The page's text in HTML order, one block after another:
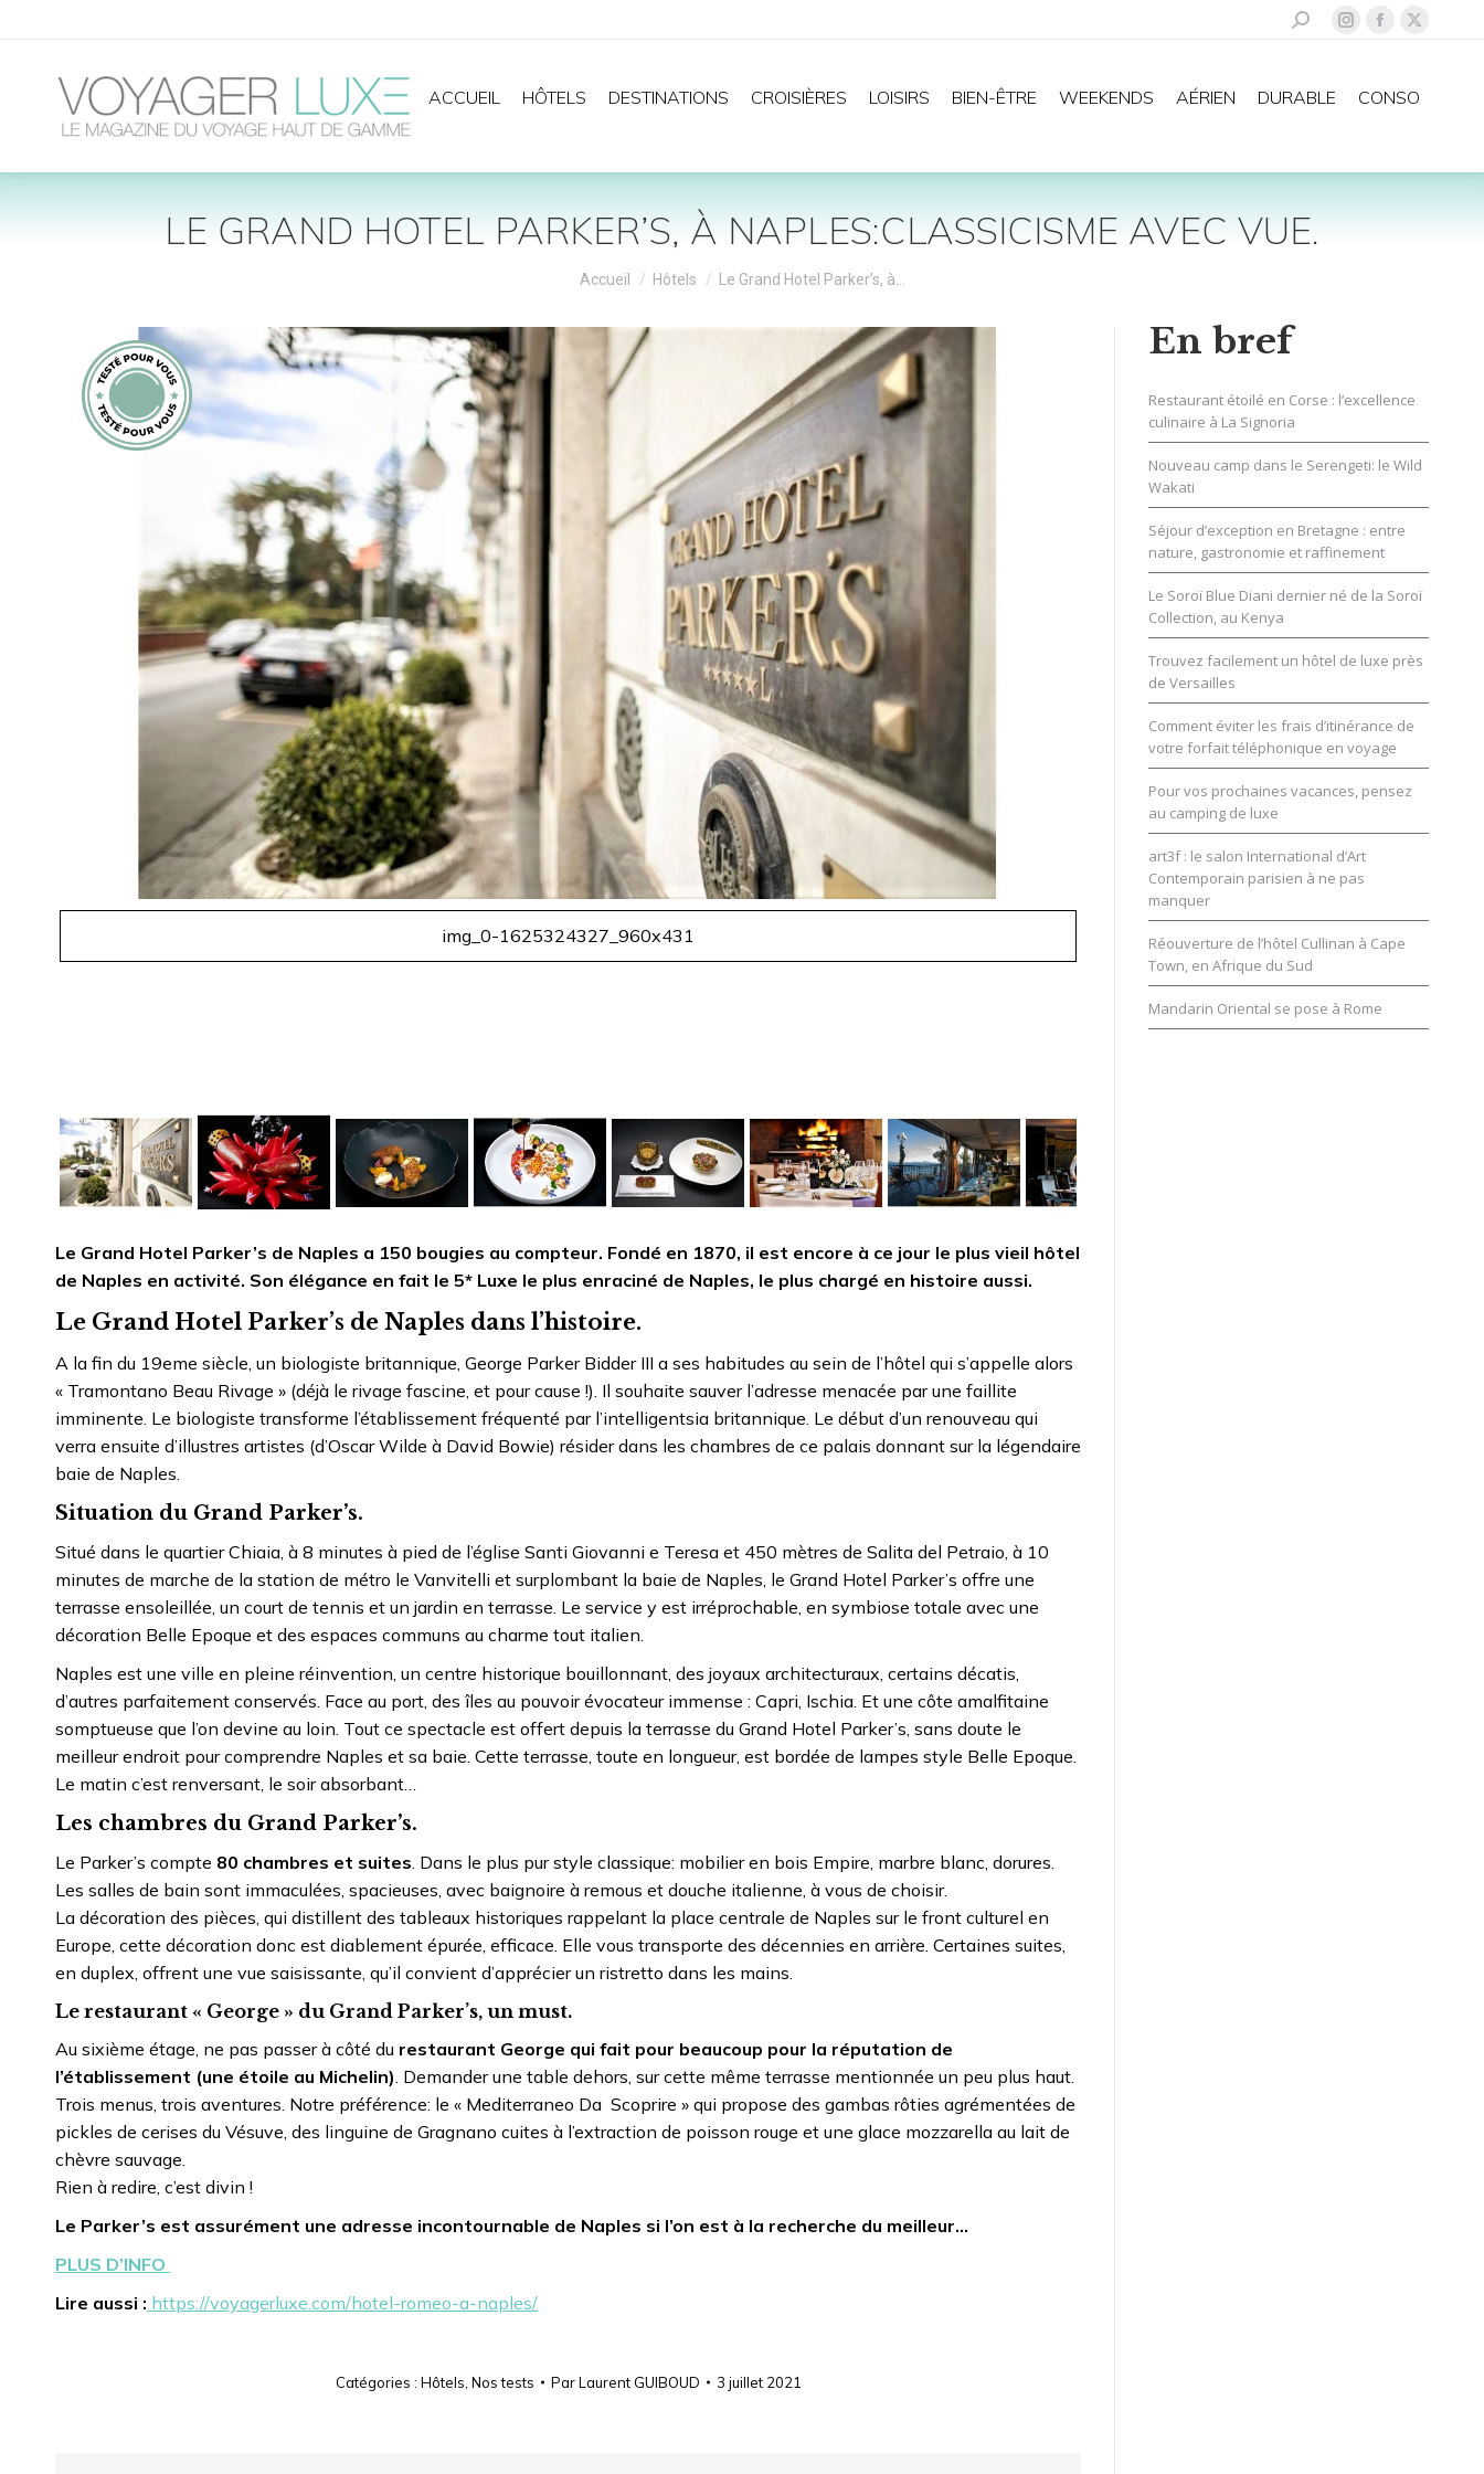
Recherche
La
Instagram
une
La
Facebook
une
La
X
une
ACCUEIL HÔTELS DESTINATIONS CROISIÈRES LOISIRS BIEN-ÊTRE WEEKENDS AÉRIEN DURABLE CONSO
LE GRAND HOTEL PARKER’S, À NAPLES:CLASSICISME AVEC VUE.
Vous êtes ici :
Accueil Hôtels Le Grand Hotel Parker’s, à…
img_0-1625324327_960x431
Le Grand Hotel Parker’s de Naples a 150 bougies au compteur. Fondé en 1870, il est encore à ce jour le plus vieil hôtel
de Naples en activité. Son élégance en fait le 5* Luxe le plus enraciné de Naples, le plus chargé en histoire aussi.
Le Grand Hotel Parker’s de Naples dans l’histoire.
A la fin du 19eme siècle, un biologiste britannique, George Parker Bidder III a ses habitudes au sein de l’hôtel qui s’appelle alors
« Tramontano Beau Rivage » (déjà le rivage fascine, et pour cause !). Il souhaite sauver l’adresse menacée par une faillite
imminente. Le biologiste transforme l’établissement fréquenté par l’intelligentsia britannique. Le début d’un renouveau qui
verra ensuite d’illustres artistes (d’Oscar Wilde à David Bowie) résider dans les chambres de ce palais donnant sur la légendaire
baie de Naples.
Situation du Grand Parker’s.
Situé dans le quartier Chiaia, à 8 minutes à pied de l’église Santi Giovanni e Teresa et 450 mètres de Salita del Petraio, à 10
minutes de marche de la station de métro le Vanvitelli et surplombant la baie de Naples, le Grand Hotel Parker’s offre une
terrasse ensoleillée, un court de tennis et un jardin en terrasse. Le service y est irréprochable, en symbiose totale avec une
décoration Belle Epoque et des espaces communs au charme tout italien.
Naples est une ville en pleine réinvention, un centre historique bouillonnant, des joyaux architecturaux, certains décatis,
d’autres parfaitement conservés. Face au port, des îles au pouvoir évocateur immense : Capri, Ischia. Et une côte amalfitaine
somptueuse que l’on devine au loin. Tout ce spectacle est offert depuis la terrasse du Grand Hotel Parker’s, sans doute le
meilleur endroit pour comprendre Naples et sa baie. Cette terrasse, toute en longueur, est bordée de lampes style Belle Epoque.
Le matin c’est renversant, le soir absorbant…
Les chambres du Grand Parker’s.
Le Parker’s compte 80 chambres et suites . Dans le plus pur style classique: mobilier en bois Empire, marbre blanc, dorures.
Les salles de bain sont immaculées, spacieuses, avec baignoire à remous et douche italienne, à vous de choisir.
La décoration des pièces, qui distillent des tableaux historiques rappelant la place centrale de Naples sur le front culturel en
Europe, cette décoration donc est diablement épurée, efficace. Elle vous transporte des décennies en arrière. Certaines suites,
en duplex, offrent une vue saisissante, qu’il convient d’apprécier un ristretto dans les mains.
Le restaurant « George » du Grand Parker’s, un must.
Au sixième étage, ne pas passer à côté du restaurant George qui fait pour beaucoup pour la réputation de
l’établissement (une étoile au Michelin) . Demander une table dehors, sur cette même terrasse mentionnée un peu plus haut.
Trois menus, trois aventures. Notre préférence: le « Mediterraneo Da Scoprire » qui propose des gambas rôties agrémentées de
pickles de cerises du Vésuve, des linguine de Gragnano cuites à l’extraction de poisson rouge et une glace mozzarella au lait de
chèvre sauvage.
Rien à redire, c’est divin !
Le Parker’s est assurément une adresse incontournable de Naples si l’on est à la recherche du meilleur…
PLUS D’INFO
Lire aussi : https://voyagerluxe.com/hotel-romeo-a-naples/
Catégories : Hôtels Nos tests ParLaurent GUIBOUD 3 juillet 2021
En bref
Restaurant étoilé en Corse : l’excellence
culinaire à La Signoria
Nouveau camp dans le Serengeti: le Wild
Wakati
Séjour d’exception en Bretagne : entre
nature, gastronomie et raffinement
Le Soroï Blue Diani dernier né de la Soroï
Collection, au Kenya
Trouvez facilement un hôtel de luxe près
de Versailles
Comment éviter les frais d’itinérance de
votre forfait téléphonique en voyage
Pour vos prochaines vacances, pensez
au camping de luxe
art3f : le salon International d’Art
Contemporain parisien à ne pas
manquer
Réouverture de l’hôtel Cullinan à Cape
Town, en Afrique du Sud
Mandarin Oriental se pose à Rome